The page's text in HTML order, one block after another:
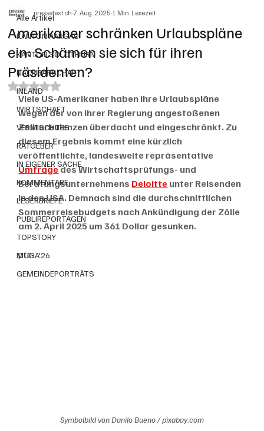
Alle Artikel
KANTON AARGAU
KANTON SOLOTHURN
NACHBARSCHAFT
INLAND
WIRTSCHAFT
VERMISCHTES
RATGEBER
IN EIGENER SACHE
KOMMENTARE
LESERBRIEFE
PUBLIREPORTAGEN
TOPSTORY
MUGA'26
GEMEINDEPORTRÄTS
Amerikaner schränken Urlaubspläne
ein: Schämen sie sich für ihren
Präsidenten?
pressetext.ch7. Aug. 20251 Min. Lesezeit
Mit NaN von 5 Sternen bewertet.
Viele US-Amerikaner haben ihre Urlaubspläne
wegen der von ihrer Regierung angestoßenen
Zollturbulenzen überdacht und eingeschränkt. Zu
diesem Ergebnis kommt eine kürzlich
veröffentlichte, landesweite repräsentative
Umfrage des Wirtschaftsprüfungs- und
Beratungsunternehmens Deloitte unter Reisenden
in den USA. Demnach sind die durchschnittlichen
Sommerreisebudgets nach Ankündigung der Zölle
am 2. April 2025 um 361 Dollar gesunken.
pte.
Symbolbild von Danilo Bueno / pixabay.com